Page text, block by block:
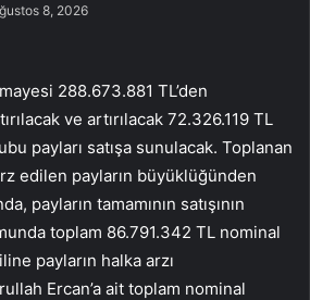
8, 2026
288.673.881 TL’den
ve artırılacak 72.326.119 TL
payları satışa sunulacak. Toplanan
edilen payların büyüklüğünden
payların tamamının satışının
toplam 86.791.342 TL nominal
payların halka arzı
Ercan’a ait toplam nominal